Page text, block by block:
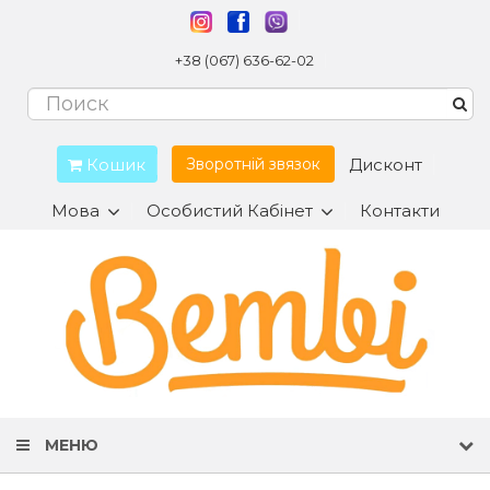
+38 (067) 636-62-02
Кошик Зворотній звязок Дисконт
Мова Особистий Кабінет Контакти
МЕНЮ